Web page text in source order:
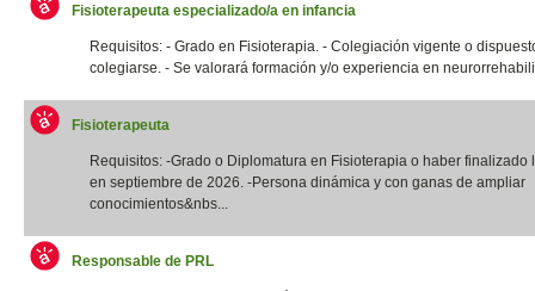
Fisioterapeuta especializado/a en infancia
Requisitos: - Grado en Fisioterapia. - Colegiación vigente o
colegiarse. - Se valorará formación y/o experiencia en
Fisioterapeuta
Requisitos: -Grado o Diplomatura en Fisioterapia o haber finalizado
en septiembre de 2026. -Persona dinámica y con ganas de ampliar
conocimientos&nbs...
Responsable de PRL